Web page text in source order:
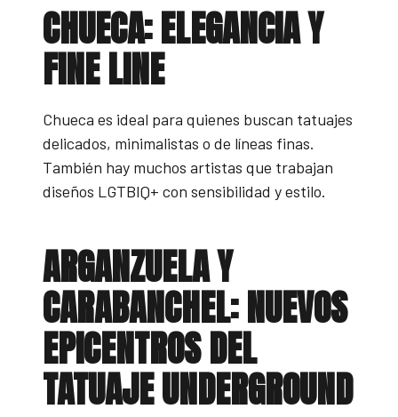
CHUECA: ELEGANCIA Y
FINE LINE
Chueca es ideal para quienes buscan tatuajes
delicados, minimalistas o de líneas finas.
También hay muchos artistas que trabajan
diseños LGTBIQ+ con sensibilidad y estilo.
ARGANZUELA Y
CARABANCHEL: NUEVOS
EPICENTROS DEL
TATUAJE UNDERGROUND